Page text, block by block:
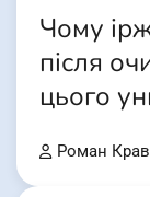
Чому
після
цього
Роман